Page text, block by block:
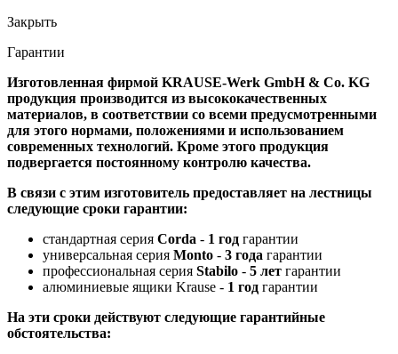
Закрыть
Гарантии
Изготовленная фирмой KRAUSE-Werk GmbH & Со. KG
продукция производится из высококачественных
материалов, в соответствии со всеми предусмотренными
для этого нормами, положениями и использованием
современных технологий. Кроме этого продукция
подвергается постоянному контролю качества.
В связи с этим изготовитель предоставляет на лестницы
следующие сроки гарантии:
стандартная серия Corda - 1 год гарантии
универсальная серия Monto - 3 года гарантии
профессиональная серия Stabilo - 5 лет гарантии
алюминиевые ящики Krause - 1 год гарантии
На эти сроки действуют следующие гарантийные
обстоятельства: